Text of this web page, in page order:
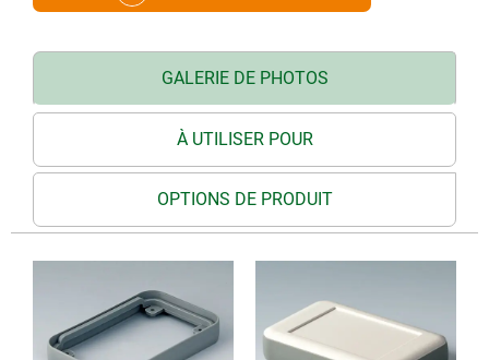
GALERIE DE PHOTOS
À UTILISER POUR
OPTIONS DE PRODUIT